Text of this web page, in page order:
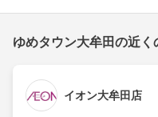
ゆめタウン大牟田の近く
イオン大牟田店